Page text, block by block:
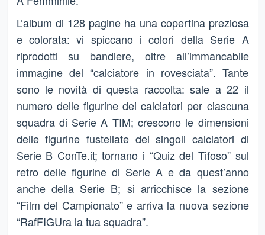
L’album di 128 pagine ha una copertina preziosa
e colorata: vi spiccano i colori della Serie A
riprodotti su bandiere, oltre all’immancabile
immagine del “calciatore in rovesciata”. Tante
sono le novità di questa raccolta: sale a 22 il
numero delle figurine dei calciatori per ciascuna
squadra di Serie A TIM; crescono le dimensioni
delle figurine fustellate dei singoli calciatori di
Serie B ConTe.it; tornano i “Quiz del Tifoso” sul
retro delle figurine di Serie A e da quest’anno
anche della Serie B; si arricchisce la sezione
“Film del Campionato” e arriva la nuova sezione
“RafFIGUra la tua squadra”.